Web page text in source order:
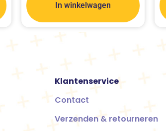
In winkelwagen
Klantenservice
Contact
Verzenden & retourneren